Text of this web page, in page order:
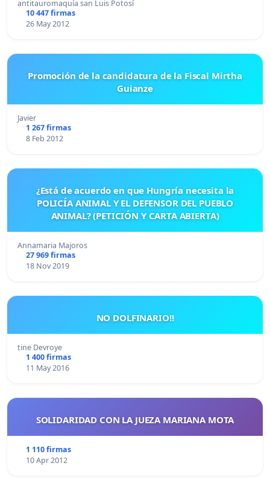
antitauromaquía san Luis Potosí
10 447 firmas
26 May 2012
Promoción de la candidatura de la Fiscal Mirtha
Guianze
Javier
1 267 firmas
8 Feb 2012
¿Está de acuerdo en que Hungría necesita la
POLICÍA ANIMAL Y EL DEFENSOR DEL PUEBLO
ANIMAL? (PETICIÓN Y CARTA ABIERTA)
Annamaria Majoros
27 969 firmas
18 Nov 2019
NO DOLFINARIO!!
tine Devroye
1 400 firmas
11 May 2016
SOLIDARIDAD CON LA JUEZA MARIANA MOTA
1 110 firmas
10 Apr 2012